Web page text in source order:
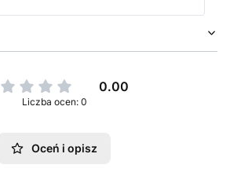
0.00
Liczba ocen: 0
Oceń i opisz